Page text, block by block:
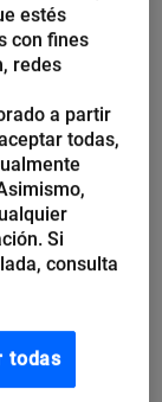
Si mientras
haciendo
tan poco
tus amigos
reunión.
de lo que
y echando de
estés
con fines
redes
a partir
todas,
Si
consulta
todas